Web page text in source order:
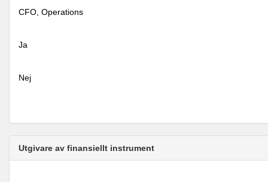
CFO, Operations
Ja
Nej
Utgivare av finansiellt instrument